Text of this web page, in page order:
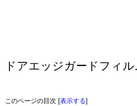
ドアエッジガードフィ
このページの目次 [表示する]